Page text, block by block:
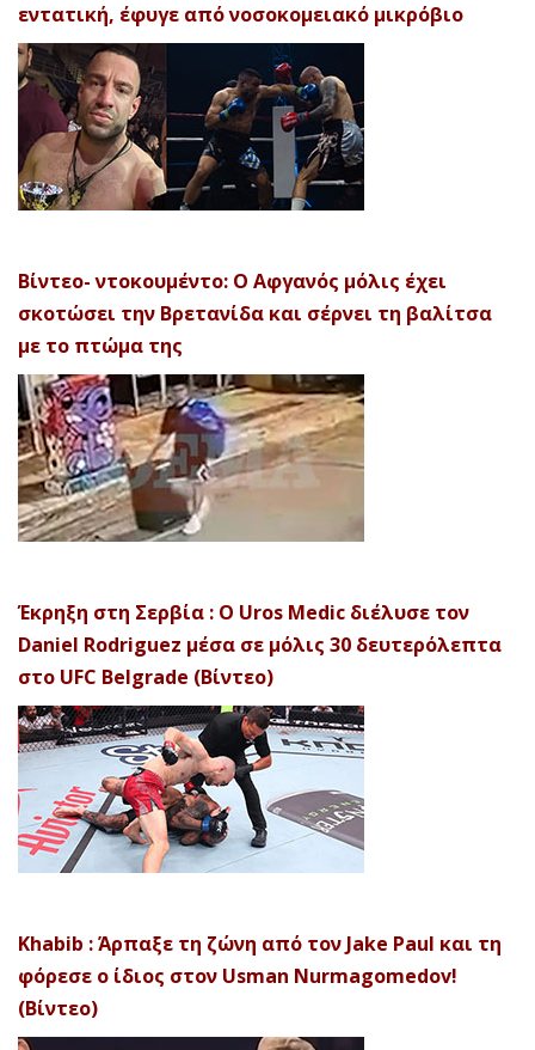
εντατική, έφυγε από νοσοκομειακό μικρόβιο
Βίντεο- ντοκουμέντο: Ο Αφγανός μόλις έχει
σκοτώσει την Βρετανίδα και σέρνει τη βαλίτσα
με το πτώμα της
Έκρηξη στη Σερβία : Ο Uros Medic διέλυσε τον
Daniel Rodriguez μέσα σε μόλις 30 δευτερόλεπτα
στο UFC Belgrade (Βίντεο)
Khabib : Άρπαξε τη ζώνη από τον Jake Paul και τη
φόρεσε ο ίδιος στον Usman Nurmagomedov!
(Βίντεο)